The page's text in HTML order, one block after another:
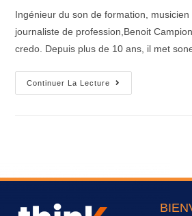
Ingénieur du son de formation,
journaliste de profession,Benoit
credo. Depuis plus de 10 ans, il met
Continuer La Lecture